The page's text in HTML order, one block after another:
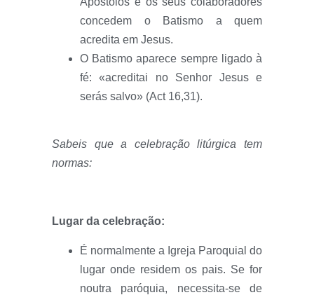
concedem o Batismo a quem
acredita em Jesus.
O Batismo aparece sempre ligado à
fé: «acreditai no Senhor Jesus e
serás salvo» (Act 16,31).
Sabeis que a celebração litúrgica tem
normas:
Lugar da celebração:
É normalmente a Igreja Paroquial do
lugar onde residem os pais. Se for
noutra paróquia, necessita-se de